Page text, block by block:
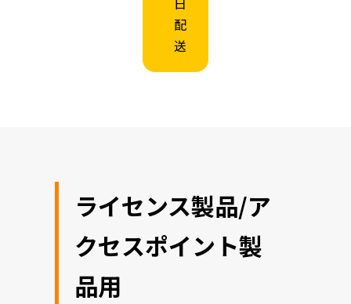
配
送
ライセンス製品/ア
クセスポイント製
品用